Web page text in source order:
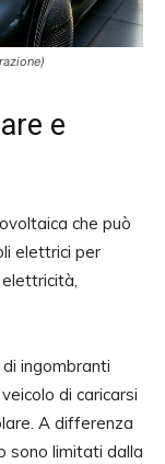
e
che può
elettrici per
ingombranti
di caricarsi
A differenza
sono limitati dalla